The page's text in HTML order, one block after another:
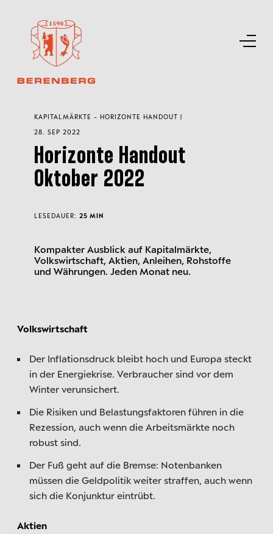
Kompakter Ausblick auf Kapitalmärkte,
Volkswirtschaft, Aktien, Anleihen, Rohstoffe
und Währungen. Jeden Monat neu.
KAPITALMÄRKTE - HORIZONTE HANDOUT |
28. SEP 2022
Horizonte Handout
Oktober 2022
LESEDAUER: 25 MIN
Volkswirtschaft
Der Inflationsdruck bleibt hoch und Europa steckt
in der Energiekrise. Verbraucher sind vor dem
Winter verunsichert.
Die Risiken und Belastungsfaktoren führen in die
Rezession, auch wenn die Arbeitsmärkte noch
robust sind.
Der Fuß geht auf die Bremse: Notenbanken
müssen die Geldpolitik weiter straffen, auch wenn
sich die Konjunktur eintrübt.
Aktien